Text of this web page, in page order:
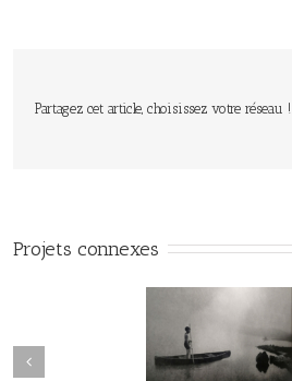
Partagez cet article, choisissez votre réseau !
Projets connexes
Lux # 1 / Itinéraires
Voyageurs